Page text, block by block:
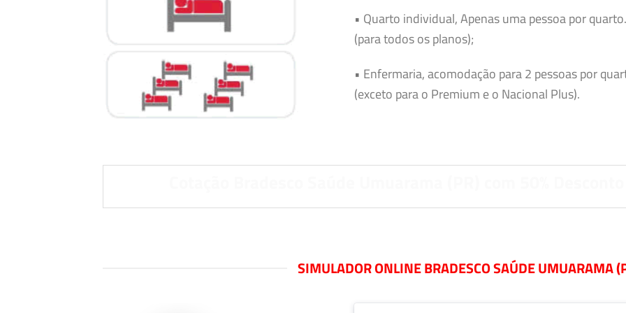
• Quarto individual, Apenas uma pessoa por quarto.
(para todos os planos);
• Enfermaria, acomodação para 2 pessoas por
(exceto para o Premium e o Nacional Plus).
SIMULADOR ONLINE BRADESCO SAÚDE UMUARAMA